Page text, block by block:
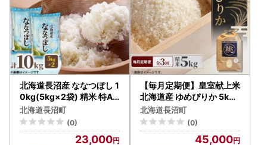
北海道長沼産 ななつぼし 1
0kg(5kg×2袋) 精米 特A
契約栽培米 美味しいお米
【1688525】
北海道長沼町
(0)
23,000
【毎月定期便】皇室献上米
北海道産 ゆめぴりか 5kg(
5キロ×1) 精米 美味しいお
米 コメ全3回【4086815
】
北海道長沼町
(0)
45,000